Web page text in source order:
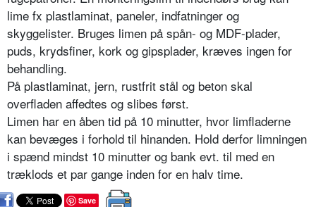
lime fx plastlaminat, paneler, indfatninger og
skyggelister. Bruges limen på spån- og MDF-plader,
puds, krydsfiner, kork og gipsplader, kræves ingen for
behandling.
På plastlaminat, jern, rustfrit stål og beton skal
overfladen affedtes og slibes først.
Limen har en åben tid på 10 minutter, hvor limfladerne
kan bevæges i forhold til hinanden. Hold derfor limningen
i spænd mindst 10 minutter og bank evt. til med en
træklods et par gange inden for en halv time.
Save